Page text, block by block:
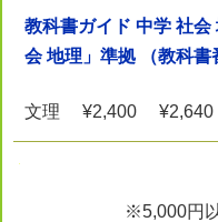
教科書ガイド 中学 社
会 地理」準拠 （教科書
文理 ¥2,400 ¥2,640
※5,000円